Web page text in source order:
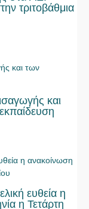
τριτοβάθμια
και
ευθεία η
η Τετάρτη